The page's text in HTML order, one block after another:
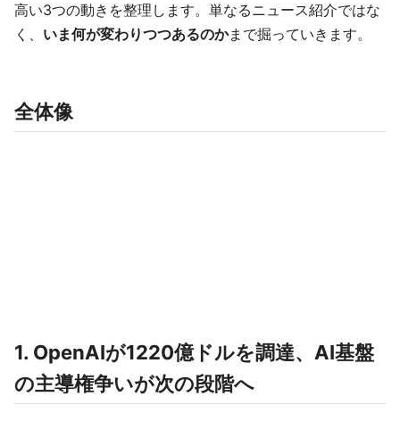
高い3つの動きを整理します。単なるニュース紹介ではな
く、 いま何が変わりつつあるのかまで掘っていきます。
全体像
1. OpenAIが1220億ドルを調達、AI基盤
の主導権争いが次の段階へ